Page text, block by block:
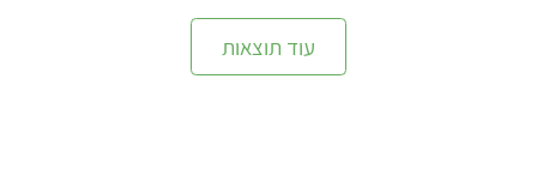
עוד תוצאות